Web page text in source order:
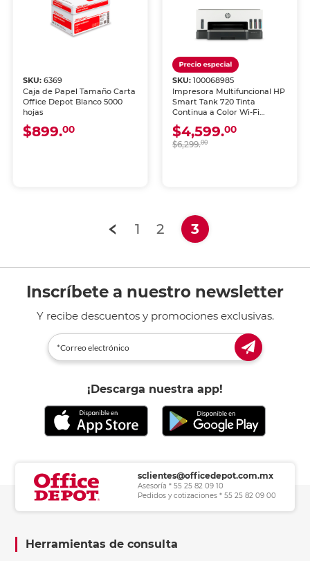
SKU:6369
Caja de Papel Tamaño Carta
Office Depot Blanco 5000
hojas
$899.00
SKU: 100068985
Impresora Multifuncional HP
Smart Tank 720 Tinta
Continua a Color Wi-Fi
Dúplex
$4,599.00
$6,299.00
1 2 3(current)
Inscríbete a nuestro newsletter
Y recibe descuentos y promociones exclusivas.
¡Descarga nuestra app!
sclientes@officedepot.com.mx
Asesoría * 55 25 82 09 10
Pedidos y cotizaciones * 55 25 82 09 00
Herramientas de consulta